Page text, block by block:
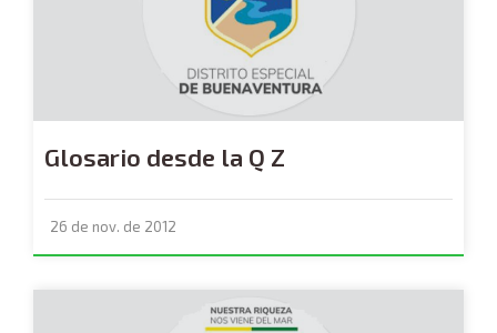
Glosario desde la Q Z
26 de nov. de 2012